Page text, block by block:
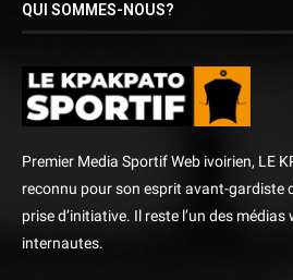
QUI SOMMES-NOUS?
Premier Media Sportif Web ivoirien, LE
reconnu pour son esprit avant-gardiste
prise d’initiative. Il reste l’un des médias
internautes.